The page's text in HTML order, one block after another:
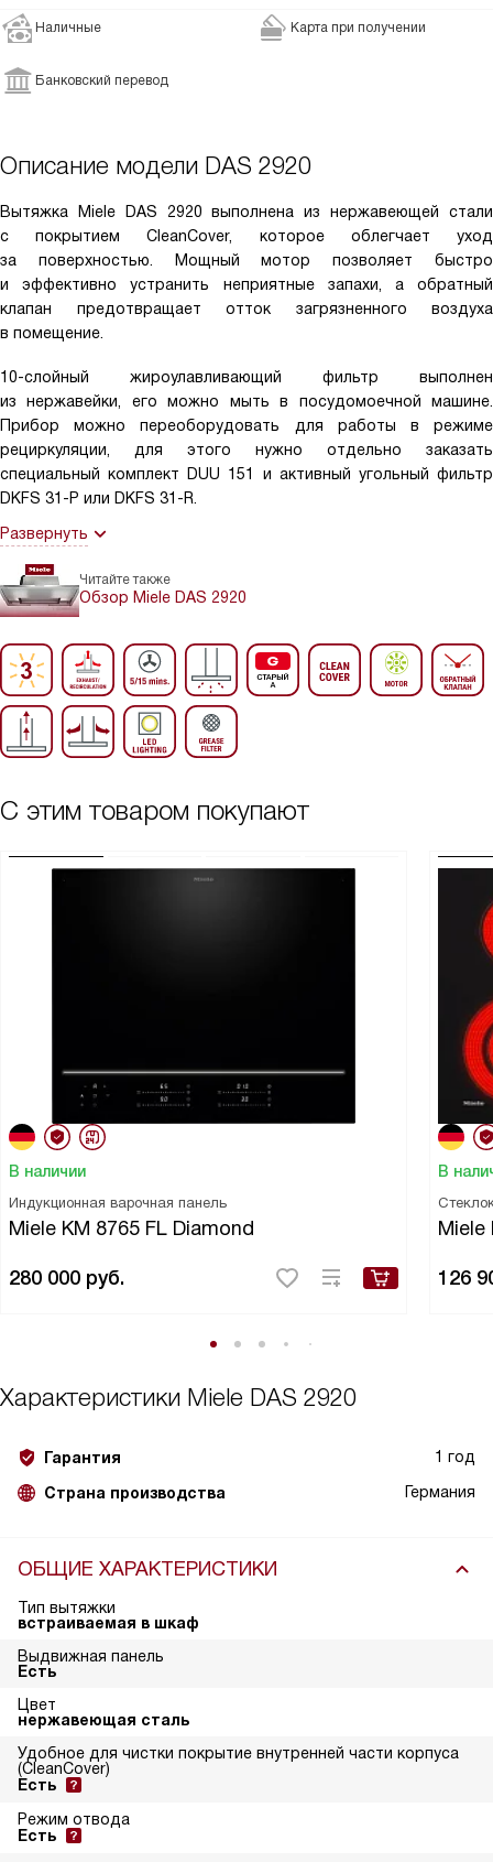
Наличные Карта при получении
Банковский перевод
Описание модели DAS 2920
Вытяжка Miele DAS 2920 выполнена из нержавеющей стали
с покрытием CleanCover, которое облегчает уход
за поверхностью. Мощный мотор позволяет быстро
и эффективно устранить неприятные запахи, а обратный
клапан предотвращает отток загрязненного воздуха
в помещение.
10-слойный жироулавливающий фильтр выполнен
из нержавейки, его можно мыть в посудомоечной машине.
Прибор можно переоборудовать для работы в режиме
рециркуляции, для этого нужно отдельно заказать
специальный комплект DUU 151 и активный угольный фильтр
DKFS 31-P или DKFS 31-R.
Развернуть
Читайте также
Обзор Miele DAS 2920
С этим товаром покупают
В наличии
Индукционная варочная панель
Miele KM 8765 FL Diamond
280 000 руб.
В
Miele
126
Характеристики Miele DAS 2920
Гарантия 1 год
Страна производства Германия
ОБЩИЕ ХАРАКТЕРИСТИКИ
Тип вытяжки
встраиваемая в шкаф
Выдвижная панель
Есть
Цвет
нержавеющая сталь
Удобное для чистки покрытие внутренней части корпуса
(CleanCover)
Есть
Режим отвода
Есть